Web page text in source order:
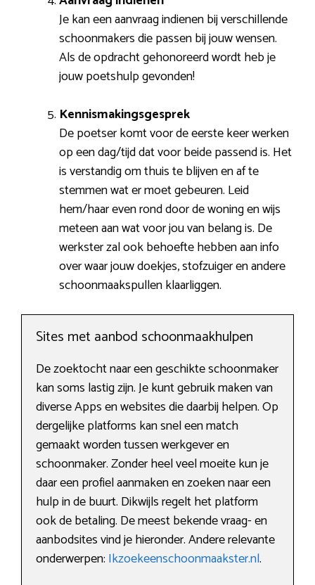
Je kan een aanvraag indienen bij verschillende
schoonmakers die passen bij jouw wensen.
Als de opdracht gehonoreerd wordt heb je
jouw poetshulp gevonden!
Kennismakingsgesprek
De poetser komt voor de eerste keer werken
op een dag/tijd dat voor beide passend is. Het
is verstandig om thuis te blijven en af te
stemmen wat er moet gebeuren. Leid
hem/haar even rond door de woning en wijs
meteen aan wat voor jou van belang is. De
werkster zal ook behoefte hebben aan info
over waar jouw doekjes, stofzuiger en andere
schoonmaakspullen klaarliggen.
Sites met aanbod schoonmaakhulpen
De zoektocht naar een geschikte schoonmaker
kan soms lastig zijn. Je kunt gebruik maken van
diverse Apps en websites die daarbij helpen. Op
dergelijke platforms kan snel een match
gemaakt worden tussen werkgever en
schoonmaker. Zonder heel veel moeite kun je
daar een profiel aanmaken en zoeken naar een
hulp in de buurt. Dikwijls regelt het platform
ook de betaling. De meest bekende vraag- en
aanbodsites vind je hieronder. Andere relevante
onderwerpen: Ikzoekeenschoonmaakster.nl.